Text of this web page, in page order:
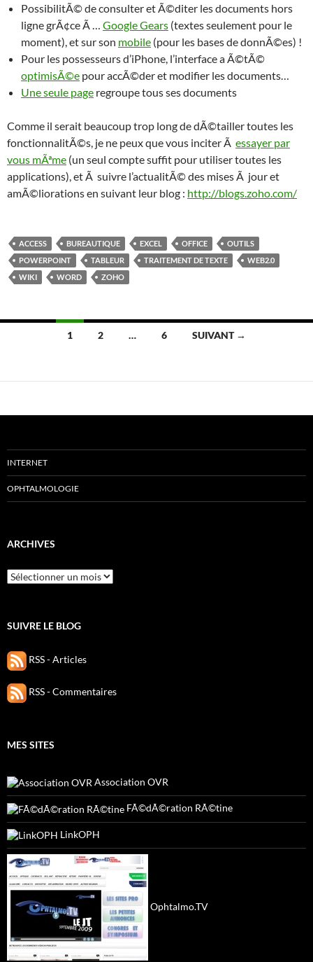
PossibilitÃ© de consulter et Ã©diter les documents hors
ligne grÃ¢ce Ã … Google Gears (textes seulement pour le
moment), et sur son mobile (pour les bases de donnÃ©es) !
Pour les possesseurs d’iPhone, l’interface a Ã©tÃ©
optimisÃ©e pour accÃ©der et modifier les documents…
Une seule page regroupe tous ses documents
Comme il serait beaucoup trop long de dÃ©tailler toutes les
fonctionnalitÃ©s, je ne peux que vous inciter Ã essayer par
vous mÃªme (un seul compte suffit pour utiliser toutes les
applications), et Ã suivre l’actualitÃ© des mises Ã jour et
amÃ©liorations en suivant leur blog : http://blogs.zoho.com/
ACCESS BUREAUTIQUE EXCEL OFFICE
OUTILS
POWERPOINT
TABLEUR TRAITEMENT DE TEXTE
WEB2.0
WIKI
WORD ZOHO
Navigation
articles
1 2 … 6 SUIVANT →
INTERNET
OPHTALMOLOGIE
ARCHIVES
Archives
SUIVRE LE BLOG
RSS - Articles
RSS - Commentaires
MES SITES
Association OVR
FÃ©dÃ©ration RÃ©tine
LinkOPH
Ophtalmo.TV